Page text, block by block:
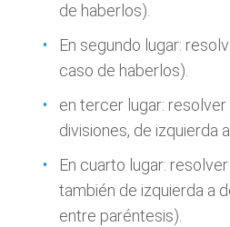
de haberlos).
En segundo lugar:
caso de haberlos).
en tercer lugar:
divisiones, de izquierda
En cuarto lugar:
también de izquierda a
entre paréntesis).